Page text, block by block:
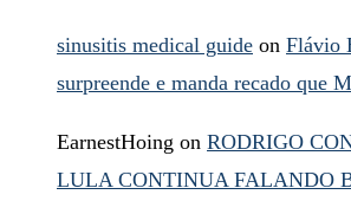
sinusitis medical guide on Flávio
surpreende e manda recado que
EarnestHoing on RODRIGO
LULA CONTINUA FALANDO